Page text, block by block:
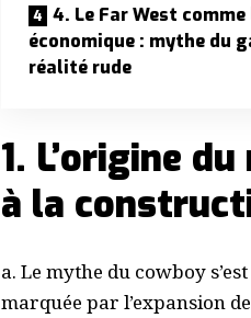
4. Le Far West
économique : mythe du
réalité rude
1. L’origine
à la
a. Le mythe du cowboy
marquée par l’expansion